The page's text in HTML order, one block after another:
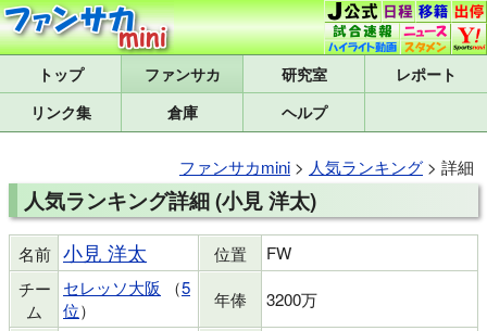
トップ 研究室
レポート
リンク集
倉庫 ヘルプ
ファンサカmini > 人気ランキング > 詳細
人気ランキング詳細 (小見 洋太)
名前 小見 洋太 位置
FW
チー
ム
セレッソ大阪 （5
位） 年俸 3200万